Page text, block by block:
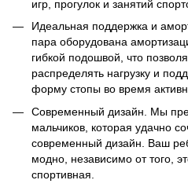
игр, прогулок и занятий
Идеальная поддержка и
пара оборудована
гибкой подошвой, что
распределять нагрузку и
форму стопы во время
Современный дизайн. Мы
мальчиков, которая удачно
современный дизайн. Ваш
модно, независимо от того,
спортивная.